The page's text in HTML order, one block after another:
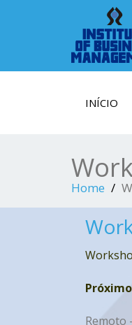
INÍCIO
Home
Remoto